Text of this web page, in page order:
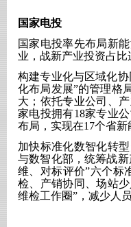
国家电投
国家电投率先布局新
业，战新产业投资占比
构建专业化与区域化
化布局发展”的管理格
大；依托专业公司、
家电投拥有18家专业
布局，实现在17个省新
加快标准化数智化转
与数智化部，统筹战
维、对标评价”六个标
检、产销协同、场站
维检工作圈”，减少人员